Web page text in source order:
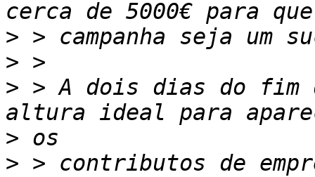
>
>
> > A dois dias do fim
>
> > contributos de